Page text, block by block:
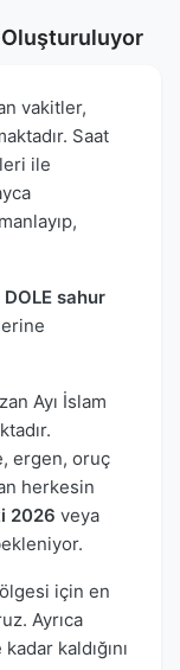
Oluşturuluyor
vakitler,
Saat
ile
DOLE sahur
Ayı İslam
ergen, oruç
herkesin
2026 veya
için en
Ayrıca
kaldığını